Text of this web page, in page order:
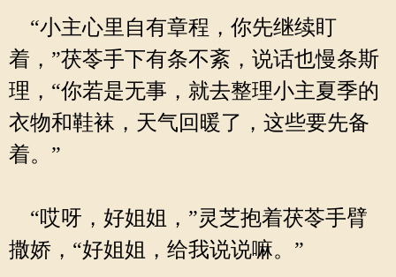
“小主心里自有章程，你先继续盯
着，”茯苓手下有条不紊，说话也慢条斯
理，“你若是无事，就去整理小主夏季的
衣物和鞋袜，天气回暖了，这些要先备
着。”
“哎呀，好姐姐，”灵芝抱着茯苓手臂
撒娇，“好姐姐，给我说说嘛。”